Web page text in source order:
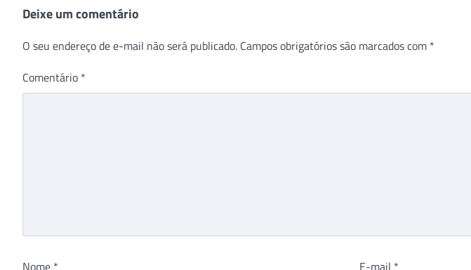
Deixe um comentário
O seu endereço de e-mail não será publicado. Campos obrigatórios são marcados com *
Comentário *
Nome * E-mail *